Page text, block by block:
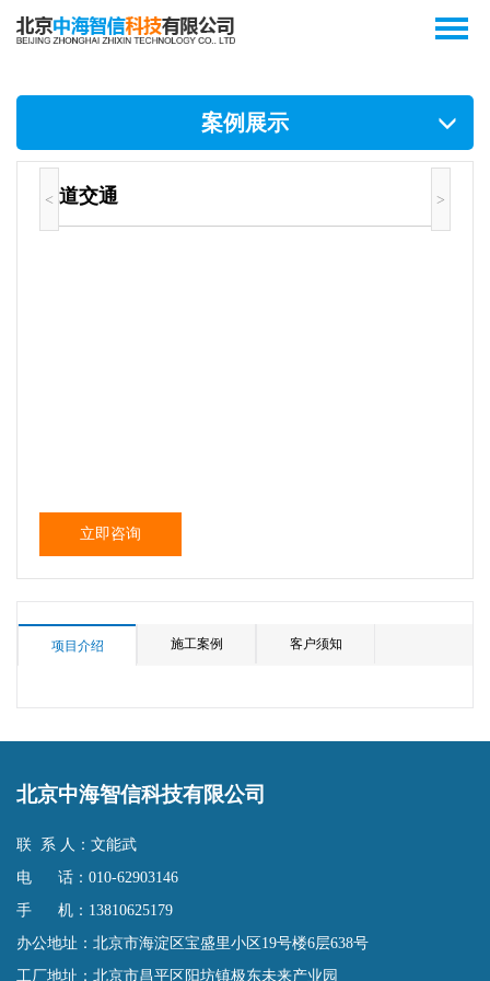
案例展示
< >
轨道交通
立即咨询
项目介绍 施工案例 客户须知
北京中海智信科技有限公司
联 系 人：文能武
电 话：010-62903146
手 机：13810625179
办公地址：北京市海淀区宝盛里小区19号楼6层638号
工厂地址：北京市昌平区阳坊镇极东未来产业园